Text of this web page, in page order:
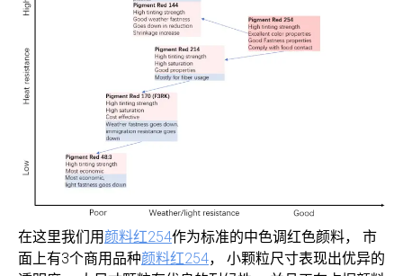
在这里我们用 颜料红254作为标准的中色调红色颜料， 市
面上有3个商用品种颜料红254， 小颗粒尺寸表现出优异的